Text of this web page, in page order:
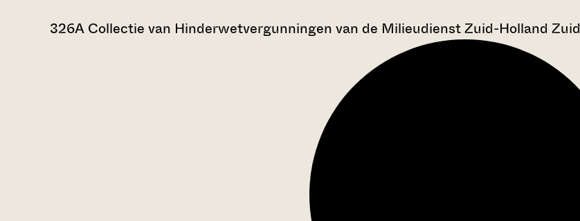
326A Collectie van Hinderwetvergunningen van de Milieudienst Zuid-Holland Zuid